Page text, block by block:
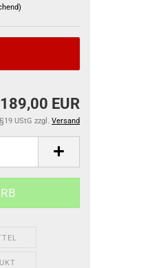
189,00 EUR
UStG zzgl. Versand